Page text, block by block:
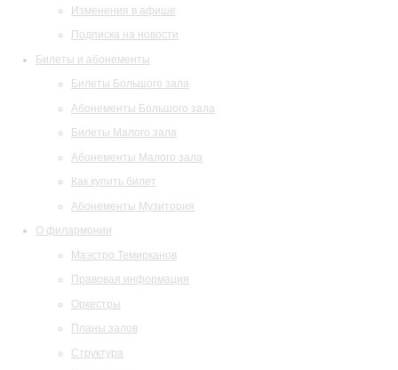
Изменения в афише
Подписка на новости
Билеты и абонементы
Билеты Большого зала
Абонементы Большого зала
Билеты Малого зала
Абонементы Малого зала
Как купить билет
Абонементы Музитория
О филармонии
Маэстро Темирканов
Правовая информация
Оркестры
Планы залов
Структура